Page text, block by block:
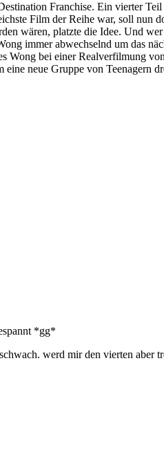
Franchise. Ein vierter
Film der Reihe war, soll
wären, platzte die Idee. Und
immer abwechselnd um das
Wong bei einer Realverfilmung
neue Gruppe von Teenagern
*gg*
werd mir den vierten aber